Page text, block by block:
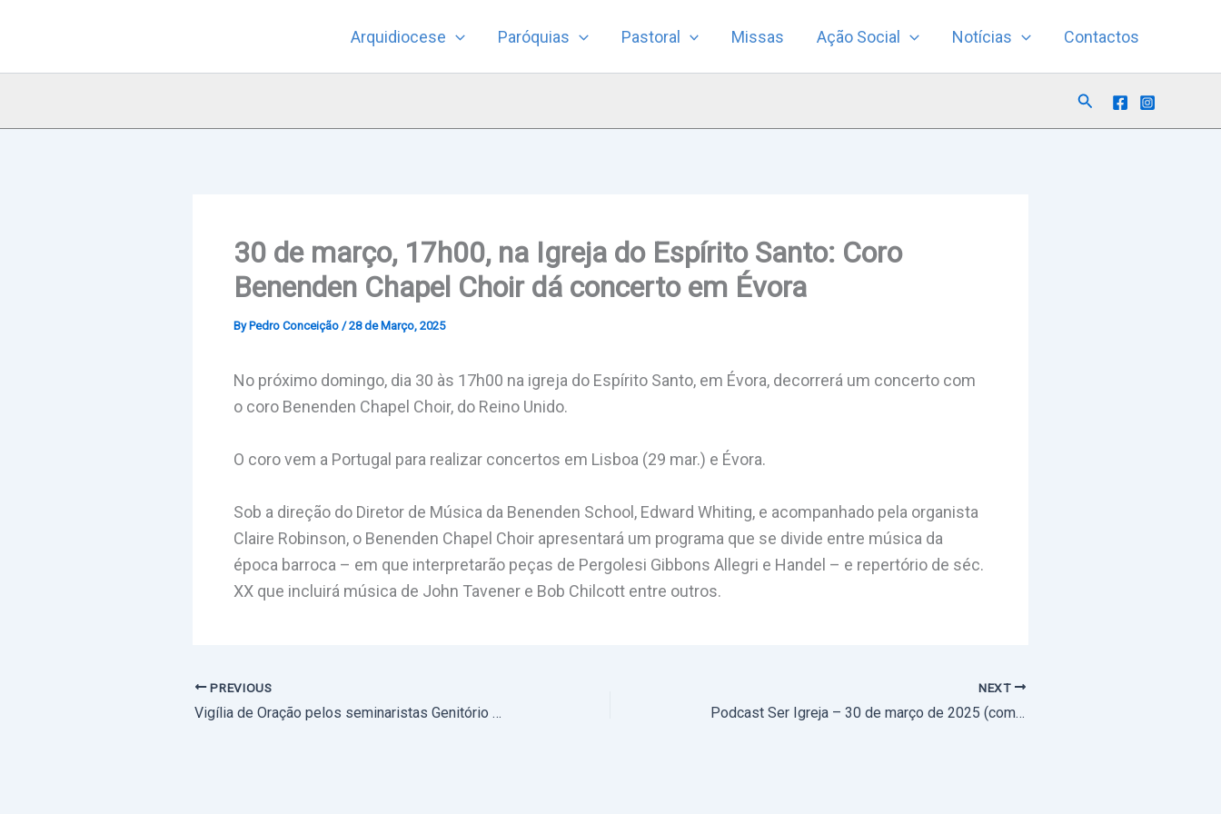
Arquidiocese Paróquias Pastoral Missas Ação Social Notícias Contactos
Search
30 de março, 17h00, na Igreja do Espírito Santo: Coro
Benenden Chapel Choir dá concerto em Évora
By Pedro Conceição /28 de Março, 2025
No próximo domingo, dia 30 às 17h00 na igreja do Espírito Santo, em Évora, decorrerá um concerto com
o coro Benenden Chapel Choir, do Reino Unido.
O coro vem a Portugal para realizar concertos em Lisboa (29 mar.) e Évora.
Sob a direção do Diretor de Música da Benenden School, Edward Whiting, e acompanhado pela organista
Claire Robinson, o Benenden Chapel Choir apresentará um programa que se divide entre música da
época barroca – em que interpretarão peças de Pergolesi Gibbons Allegri e Handel – e repertório de séc.
XX que incluirá música de John Tavener e Bob Chilcott entre outros.
PREVIOUS
Vigília de Oração pelos seminaristas Genitório Ngasiame e Tomé Ndlilisange, que serão ordenados diáconos, foi celebrada em Évora (com fotos)
NEXT
Podcast Ser Igreja – 30 de março de 2025 (com áudio)